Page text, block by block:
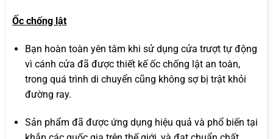
Ốc chống lật
Bạn hoàn toàn yên tâm khi sử dụng cửa trượt tự động
vì cánh cửa đã được thiết kế ốc chống lật an toàn,
trong quá trình di chuyển cũng không sợ bị trật khỏi
đường ray.
Sản phẩm đã được ứng dụng hiệu quả và phổ biến tại